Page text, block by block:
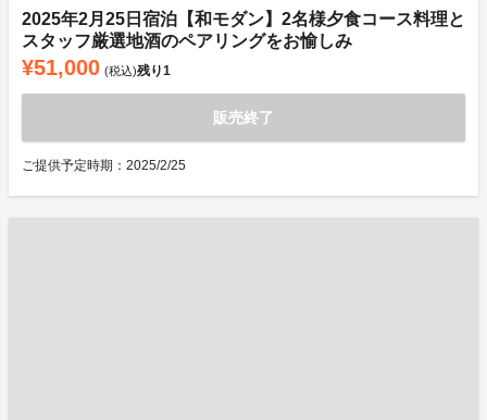
2025年2月25日宿泊【和モダン】2名様夕食コース料理と
スタッフ厳選地酒のペアリングをお愉しみ
¥51,000 (税込)残り1
販売終了
ご提供予定時期：2025/2/25